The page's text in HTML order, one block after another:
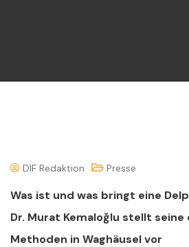
DIF Redaktion Presse
Was ist und was bringt eine
Dr. Murat Kemaloğlu stellt
Methoden in Waghäusel vor